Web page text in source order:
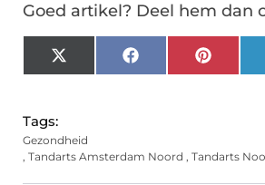
Goed artikel? Deel hem dan
X
(Twitter)
Facebook
Tags:
Gezondheid
, Tandarts Amsterdam Noord , Tandarts